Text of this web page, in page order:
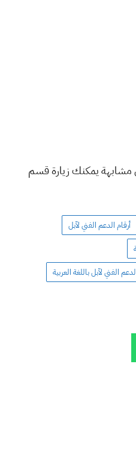
مشابهة يمكنك زيارة قسم
أرقام الدعم الفني لآبل
الفني لآبل باللغة العربية